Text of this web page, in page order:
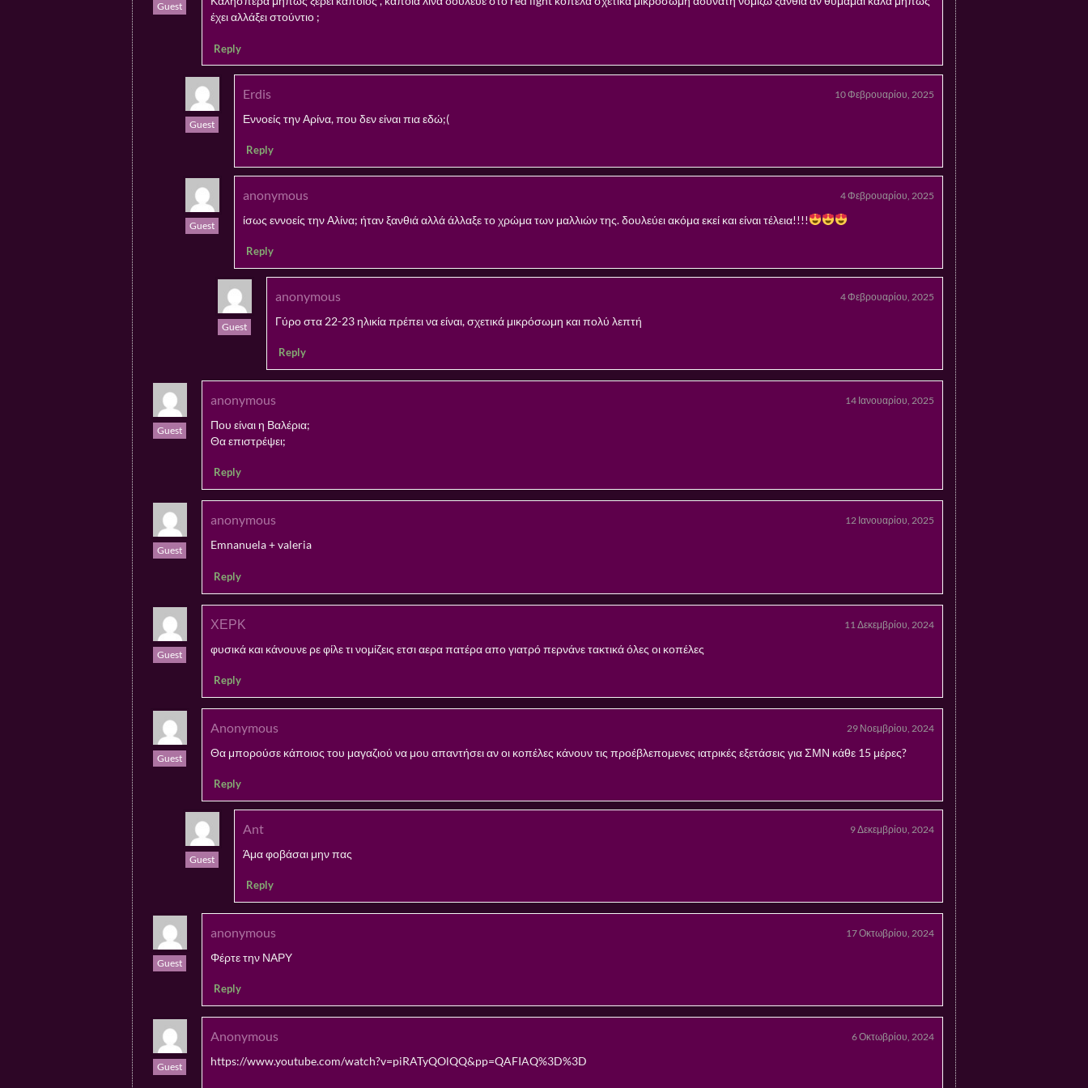
Guest
έχει αλλάξει στούντιο ;
Reply
Guest
Erdis 10 Φεβρουαρίου, 2025
Εννοείς την Αρίνα, που δεν είναι πια εδώ;(
Reply
Guest
anonymous 4 Φεβρουαρίου, 2025
ίσως εννοείς την Αλίνα; ήταν ξανθιά αλλά άλλαξε το χρώμα των μαλλιών της. δουλεύει ακόμα εκεί και είναι τέλεια!!!!
Reply
Guest
anonymous 4 Φεβρουαρίου, 2025
Γύρο στα 22-23 ηλικία πρέπει να είναι, σχετικά μικρόσωμη και πολύ λεπτή
Reply
Guest
anonymous 14 Ιανουαρίου, 2025
Που είναι η Βαλέρια;
Θα επιστρέψει;
Reply
Guest
anonymous 12 Ιανουαρίου, 2025
Emnanuela + valeria
Reply
Guest
ΧΕΡΚ 11 Δεκεμβρίου, 2024
φυσικά και κάνουνε ρε φίλε τι νομίζεις ετσι αερα πατέρα απο γιατρό περνάνε τακτικά όλες οι κοπέλες
Reply
Guest
Anonymous 29 Νοεμβρίου, 2024
Θα μπορούσε κάποιος του μαγαζιού να μου απαντήσει αν οι κοπέλες κάνουν τις προέβλεπομενες ιατρικές εξετάσεις για ΣΜΝ κάθε 15 μέρες?
Reply
Guest
Ant 9 Δεκεμβρίου, 2024
Άμα φοβάσαι μην πας
Reply
Guest
anonymous 17 Οκτωβρίου, 2024
Φέρτε την ΝΑΡΥ
Reply
Guest
Anonymous 6 Οκτωβρίου, 2024
https://www.youtube.com/watch?v=piRATyQOlQQ&pp=QAFIAQ%3D%3D